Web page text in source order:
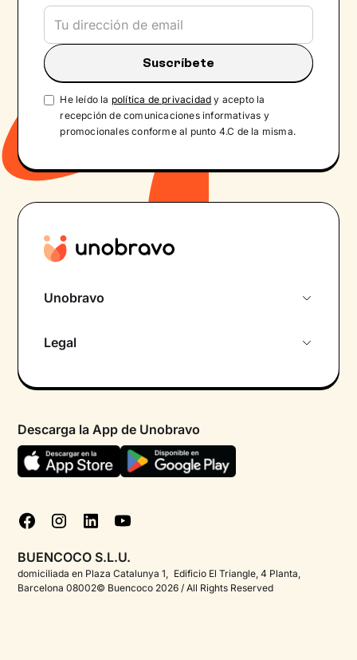
He leído la política de privacidad y acepto la
recepción de comunicaciones informativas y
promocionales conforme al punto 4.C de la misma.
Unobravo
Psicólogo por chat
Ayuda urgente
FAQ
Corporate
Psicólogos para españoles en el extranjero
Legal
Política de privacidad
Declaración de accesibilidad
Gestionar cookies
Descarga la App de Unobravo
BUENCOCO S.L.U.
domiciliada en Plaza Catalunya 1, Edificio El Triangle, 4 Planta,
Barcelona 08002© Buencoco 2026 / All Rights Reserved